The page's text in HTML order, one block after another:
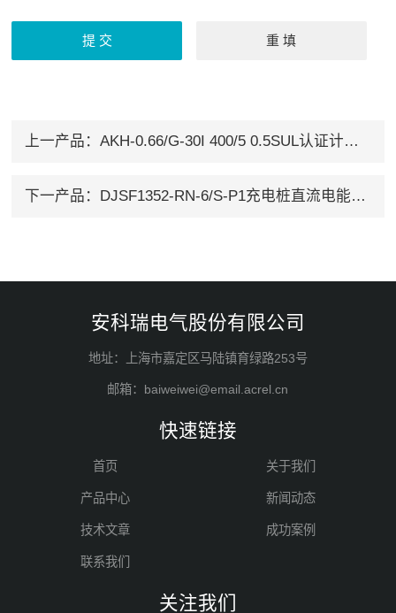
上一产品： AKH-0.66/G-30I 400/5 0.5SUL认证计量型电流互感器
下一产品： DJSF1352-RN-6/S-P1充电桩直流电能计量
安科瑞电气股份有限公司
地址：上海市嘉定区马陆镇育绿路253号
邮箱：baiweiwei@email.acrel.cn
快速链接
首页 关于我们
产品中心 新闻动态
技术文章 成功案例
联系我们
关注我们